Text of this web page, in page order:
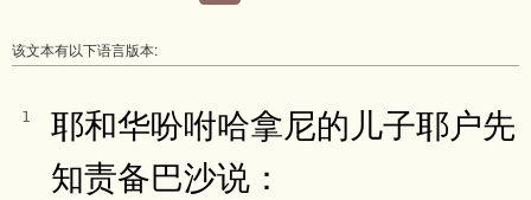
该文本有以下语言版本:
1
耶和华吩咐哈拿尼的儿子耶户先
知责备巴沙说：